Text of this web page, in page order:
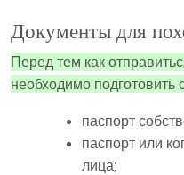
Документы для
Перед тем как
необходимо
паспорт
паспорт или
лица;